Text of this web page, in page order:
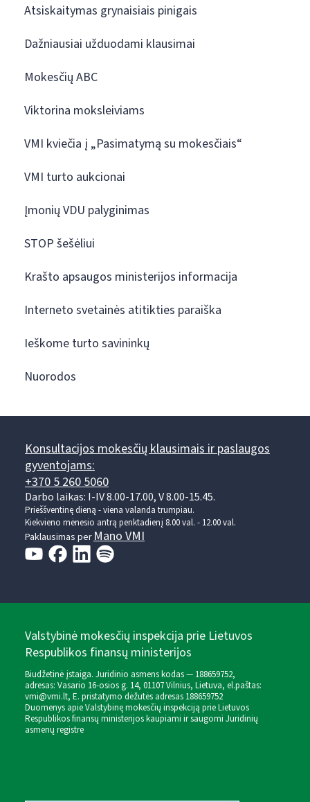
Atsiskaitymas grynaisiais pinigais
Dažniausiai užduodami klausimai
Mokesčių ABC
Viktorina moksleiviams
VMI kviečia į „Pasimatymą su mokesčiais“
VMI turto aukcionai
Įmonių VDU palyginimas
STOP šešėliui
Krašto apsaugos ministerijos informacija
Interneto svetainės atitikties paraiška
Ieškome turto savininkų
Nuorodos
Konsultacijos mokesčių klausimais ir paslaugos
gyventojams:
+370 5 260 5060
Darbo laikas: I-IV 8.00-17.00, V 8.00-15.45.
Prieššventinę dieną - viena valanda trumpiau.
Kiekvieno mėnesio antrą penktadienį 8.00 val. - 12.00 val.
Paklausimas perMano VMI
Valstybinė mokesčių inspekcija prie Lietuvos
Respublikos finansų ministerijos
Biudžetinė įstaiga. Juridinio asmens kodas — 188659752,
adresas: Vasario 16-osios g. 14, 01107 Vilnius, Lietuva, el.paštas:
vmi@vmi.lt, E. pristatymo dėžutės adresas 188659752
Duomenys apie Valstybinę mokesčių inspekciją prie Lietuvos
Respublikos finansų ministerijos kaupiami ir saugomi Juridinių
asmenų registre